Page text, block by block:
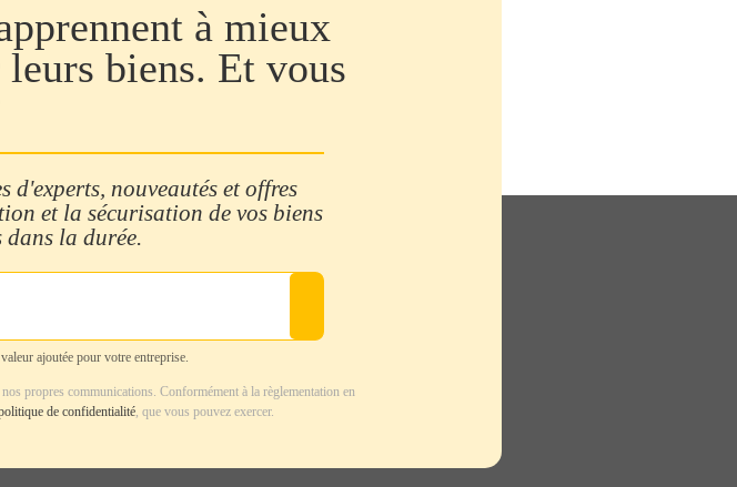
à mieux
biens. Et vous
nouveautés et offres
et la sécurisation de vos biens
la durée.
ajoutée pour votre entreprise.
propres communications. Conformément à la règlementation en
de confidentialité, que vous pouvez exercer.